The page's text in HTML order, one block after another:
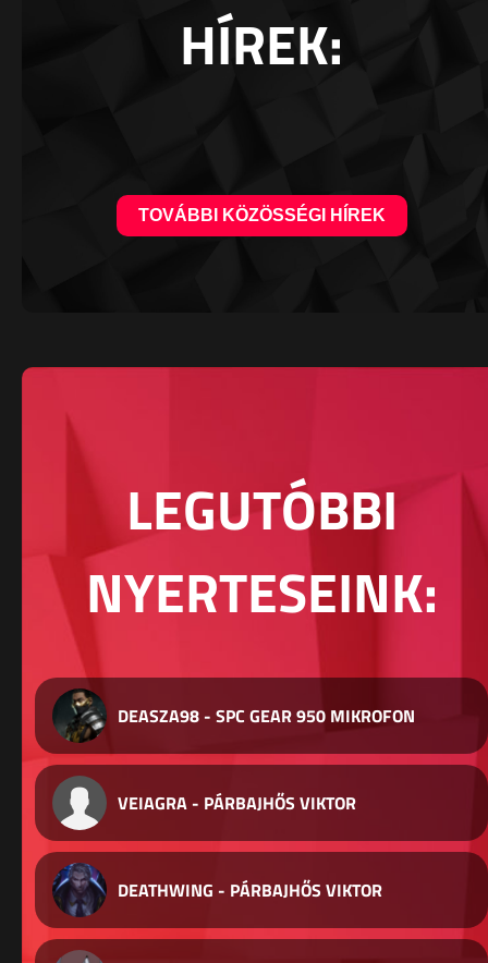
HÍREK:
TOVÁBBI KÖZÖSSÉGI HÍREK
LEGUTÓBBI
NYERTESEINK:
DEASZA98 - SPC GEAR 950 MIKROFON
VEIAGRA - PÁRBAJHŐS VIKTOR
DEATHWING - PÁRBAJHŐS VIKTOR